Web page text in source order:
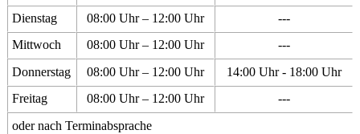
Dienstag
08:00 Uhr – 12:00 Uhr
---
Mittwoch
08:00 Uhr – 12:00 Uhr
---
Donnerstag
08:00 Uhr – 12:00 Uhr
14:00 Uhr - 18:00 Uhr
Freitag
08:00 Uhr – 12:00 Uhr
---
oder nach Terminabsprache